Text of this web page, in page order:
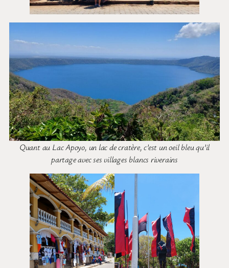
Quant au Lac Apoyo, un lac de cratère, c’est un oeil bleu qu’il
partage avec ses villages blancs riverains